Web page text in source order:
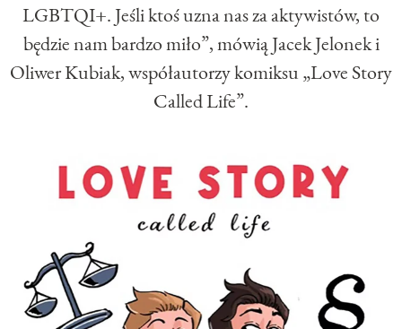
LGBTQI+. Jeśli ktoś uzna nas za aktywistów, to
będzie nam bardzo miło”, mówią Jacek Jelonek i
Oliwer Kubiak, współautorzy komiksu „Love Story
Called Life”.